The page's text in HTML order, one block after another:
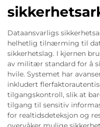
Dataansvarligs
helhetlig tilnærming til
sikkerhetslag. I kjernen
av militær standard for å
hvile. Systemet har
inkludert
tilgangskontroll, slik at
tilgang til sensitiv
for realtidsdeteksjon og